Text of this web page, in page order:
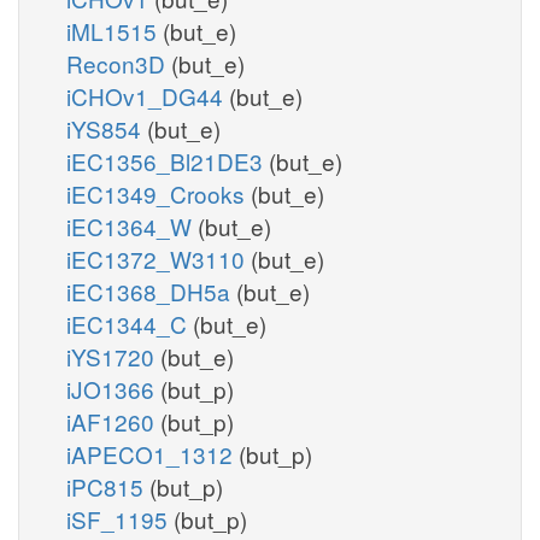
iML1515 (but_e)
Recon3D (but_e)
iCHOv1_DG44 (but_e)
iYS854 (but_e)
iEC1356_Bl21DE3 (but_e)
iEC1349_Crooks (but_e)
iEC1364_W (but_e)
iEC1372_W3110 (but_e)
iEC1368_DH5a (but_e)
iEC1344_C (but_e)
iYS1720 (but_e)
iJO1366 (but_p)
iAF1260 (but_p)
iAPECO1_1312 (but_p)
iPC815 (but_p)
iSF_1195 (but_p)